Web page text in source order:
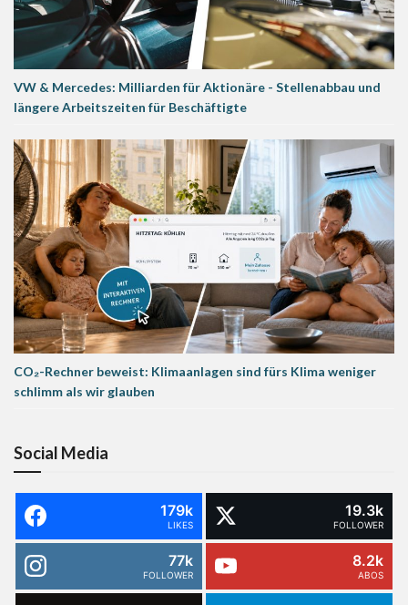
VW & Mercedes: Milliarden für Aktionäre - Stellenabbau und
längere Arbeitszeiten für Beschäftigte
CO₂-Rechner beweist: Klimaanlagen sind fürs Klima weniger
schlimm als wir glauben
Social Media
179k
LIKES
19.3k
FOLLOWER
77k
FOLLOWER
8.2k
ABOS